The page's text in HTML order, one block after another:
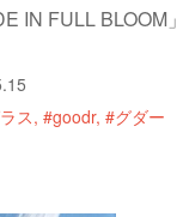
IN FULL BLOOM」
ス #goodr #グダー